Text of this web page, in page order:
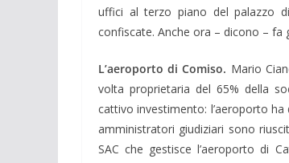
uffici al terzo piano del palazzo
confiscate. Anche ora – dicono – fa
L’aeroporto di Comiso. Mario
volta proprietaria del 65% della
cattivo investimento: l’aeroporto
ammini­stratori giudiziari sono
SAC che gestisce l’aeroporto di